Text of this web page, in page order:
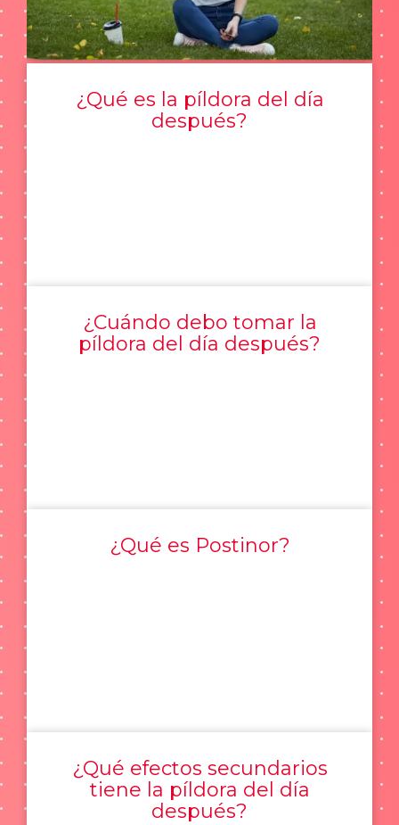
¿Qué es la píldora del día
después?
¿Cuándo debo tomar la
píldora del día después?
¿Qué es Postinor?
¿Qué efectos secundarios
tiene la píldora del día
después?